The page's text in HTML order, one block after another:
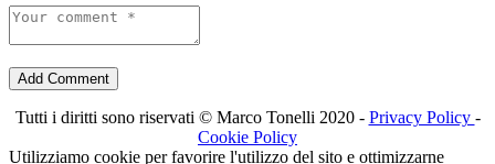
Add Comment
Tutti i diritti sono riservati © Marco Tonelli 2020 - Privacy Policy -
Cookie Policy
Utilizziamo cookie per favorire l'utilizzo del sito e ottimizzarne